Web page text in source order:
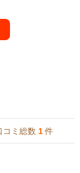
コミ総数 1 件